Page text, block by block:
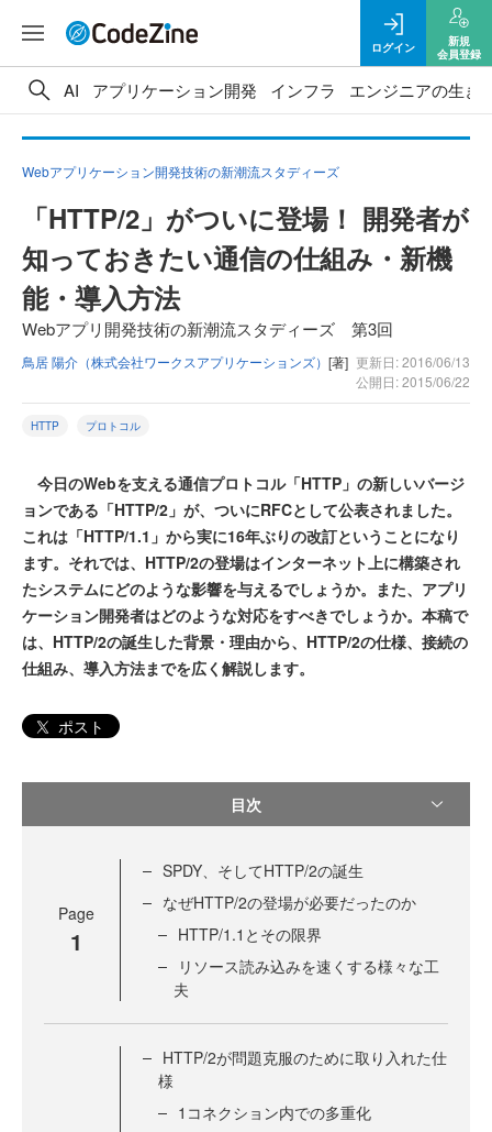
ログイン
新規
会員登録
AI アプリケーション開発 インフラ エンジニアの生き
Webアプリケーション開発技術の新潮流スタディーズ
「HTTP/2」がついに登場！ 開発者が
知っておきたい通信の仕組み・新機
能・導入方法
Webアプリ開発技術の新潮流スタディーズ 第3回
鳥居 陽介（株式会社ワークスアプリケーションズ） [著] 更新日: 2016/06/13
公開日: 2015/06/22
HTTP プロトコル
今日のWebを支える通信プロトコル「HTTP」の新しいバージ
ョンである「HTTP/2」が、ついにRFCとして公表されました。
これは「HTTP/1.1」から実に16年ぶりの改訂ということになり
ます。それでは、HTTP/2の登場はインターネット上に構築され
たシステムにどのような影響を与えるでしょうか。また、アプリ
ケーション開発者はどのような対応をすべきでしょうか。本稿で
は、HTTP/2の誕生した背景・理由から、HTTP/2の仕様、接続の
仕組み、導入方法までを広く解説します。
ポスト
目次
Page
1
SPDY、そしてHTTP/2の誕生
なぜHTTP/2の登場が必要だったのか
HTTP/1.1とその限界
リソース読み込みを速くする様々な工
夫
HTTP/2が問題克服のために取り入れた仕
様
1コネクション内での多重化